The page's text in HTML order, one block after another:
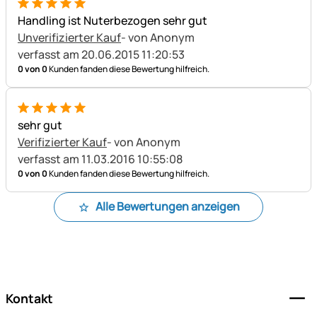
5 von 5
Handling ist Nuterbezogen sehr gut
Unverifizierter Kauf- von Anonym
verfasst am 20.06.2015 11:20:53
0 von 0Kunden fanden diese Bewertung hilfreich.
5 von 5
sehr gut
Verifizierter Kauf- von Anonym
verfasst am 11.03.2016 10:55:08
0 von 0Kunden fanden diese Bewertung hilfreich.
Alle Bewertungen anzeigen
Kontakt